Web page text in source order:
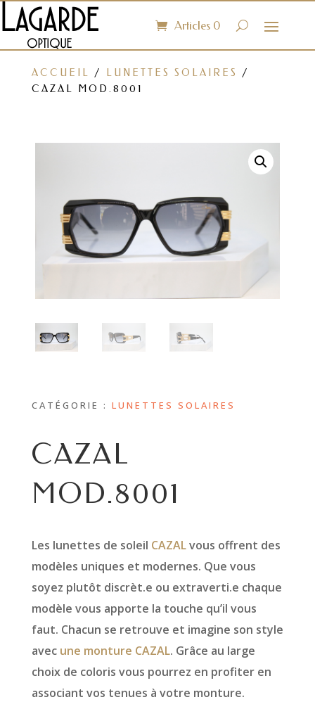
Articles 0
ACCUEIL / LUNETTES SOLAIRES
/
CAZAL MOD.8001
CATÉGORIE : LUNETTES SOLAIRES
CAZAL
MOD.8001
Les lunettes de soleil CAZALvous offrent des
modèles uniques et modernes. Que vous
soyez plutôt discrèt.e ou extraverti.e chaque
modèle vous apporte la touche qu’il vous
faut. Chacun se retrouve et imagine son style
avec une monture CAZAL. Grâce au large
choix de coloris vous pourrez en profiter en
associant vos tenues à votre monture.